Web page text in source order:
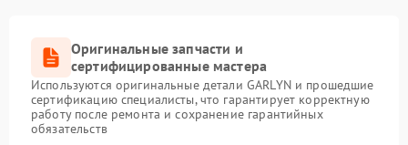
Оригинальные запчасти и
сертифицированные мастера
Используются оригинальные детали GARLYN и прошедшие
сертификацию специалисты, что гарантирует корректную
работу после ремонта и сохранение гарантийных
обязательств